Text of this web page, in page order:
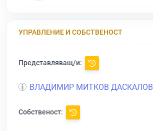
УПРАВЛЕНИЕ И СОБСТВЕНОСТ
Представляващ/и:
ВЛАДИМИР МИТКОВ ДАСКАЛОВ
Собственост: